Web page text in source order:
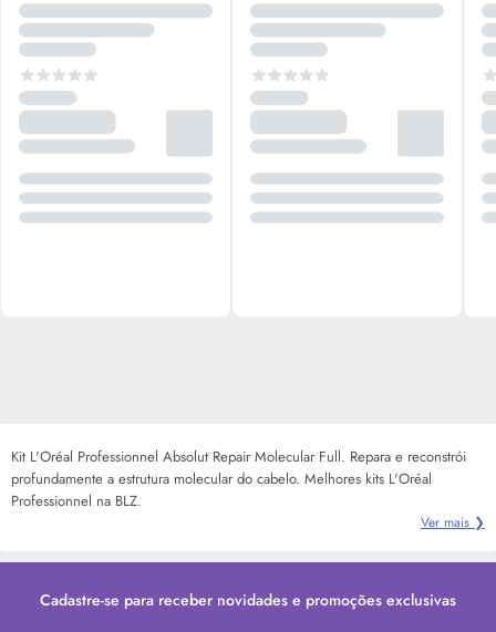
Kit L'Oréal Professionnel Absolut Repair Molecular Full. Repara e reconstrói
profundamente a estrutura molecular do cabelo. Melhores kits L'Oréal
Professionnel na BLZ.
Ver mais ❯
Cadastre-se para receber novidades e promoções exclusivas